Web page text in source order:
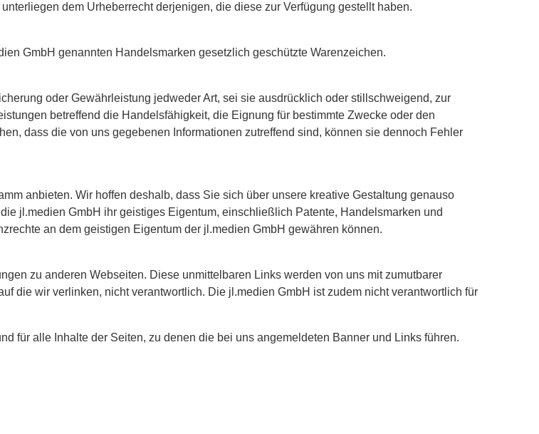
dem Urheberrecht derjenigen, die diese zur Verfügung gestellt haben.
GmbH genannten Handelsmarken gesetzlich geschützte Warenzeichen.
oder Gewährleistung jedweder Art, sei sie ausdrücklich oder stillschweigend, zur
betreffend die Handelsfähigkeit, die Eignung für bestimmte Zwecke oder den
dass die von uns gegebenen Informationen zutreffend sind, können sie dennoch Fehler
anbieten. Wir hoffen deshalb, dass Sie sich über unsere kreative Gestaltung genauso
jl.medien GmbH ihr geistiges Eigentum, einschließlich Patente, Handelsmarken und
an dem geistigen Eigentum der jl.medien GmbH gewähren können.
zu anderen Webseiten. Diese unmittelbaren Links werden von uns mit zumutbarer
die wir verlinken, nicht verantwortlich. Die jl.medien GmbH ist zudem nicht verantwortlich für
für alle Inhalte der Seiten, zu denen die bei uns angemeldeten Banner und Links führen.